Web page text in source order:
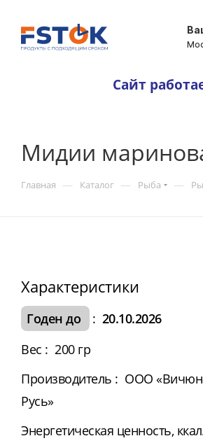
Сайт
Мидии
Главная — Каталог — Рыба —
Характеристики
Годен до : 20.10.2026
Вес : 200 гр
Производитель : ООО
Русь»
Энергетическая ценность,